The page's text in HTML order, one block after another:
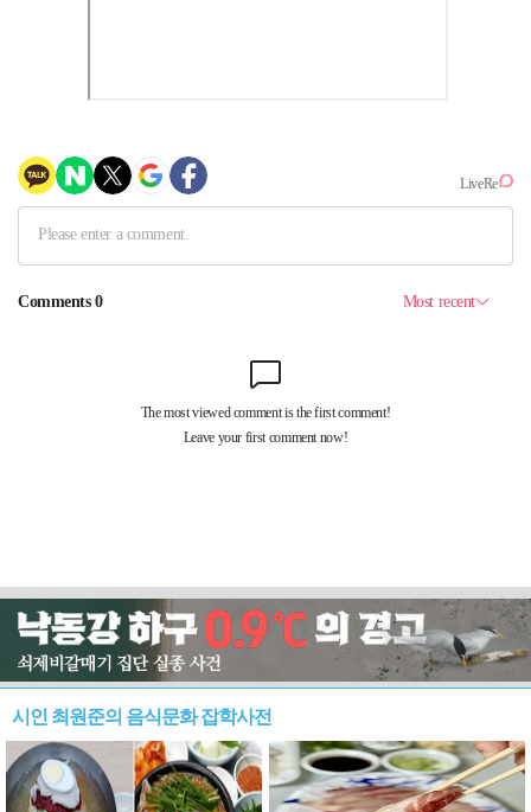
시인 최원준의 음식문화 잡학사전